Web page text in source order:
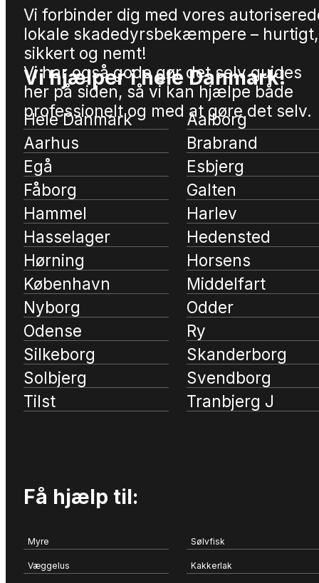
Vi forbinder dig med vores
lokale skadedyrsbekæmpere – hurtigt,
sikkert og nemt!
Vi har også gode gør det selv guides
her på siden, så vi kan hjælpe både
professionelt og med at gøre det selv.
Vi hjælper i hele Danmark!
Hele Danmark
Aalborg
Aarhus
Brabrand
Egå
Esbjerg
Fåborg
Galten
Hammel
Harlev
Hasselager
Hedensted
Hørning
Horsens
København
Middelfart
Nyborg
Odder
Odense
Ry
Silkeborg
Skanderborg
Solbjerg
Svendborg
Tilst
Tranbjerg J
Få hjælp til:
Myre Sølvfisk
Væggelus Kakkerlak